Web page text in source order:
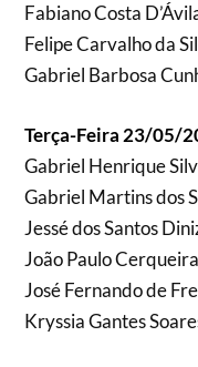
Fabiano Costa
Felipe Carvalho da
Gabriel Barbosa
Terça-Feira 23/05/
Gabriel Henrique
Gabriel Martins dos
Jessé dos Santos
João Paulo
José Fernando de
Kryssia Gantes